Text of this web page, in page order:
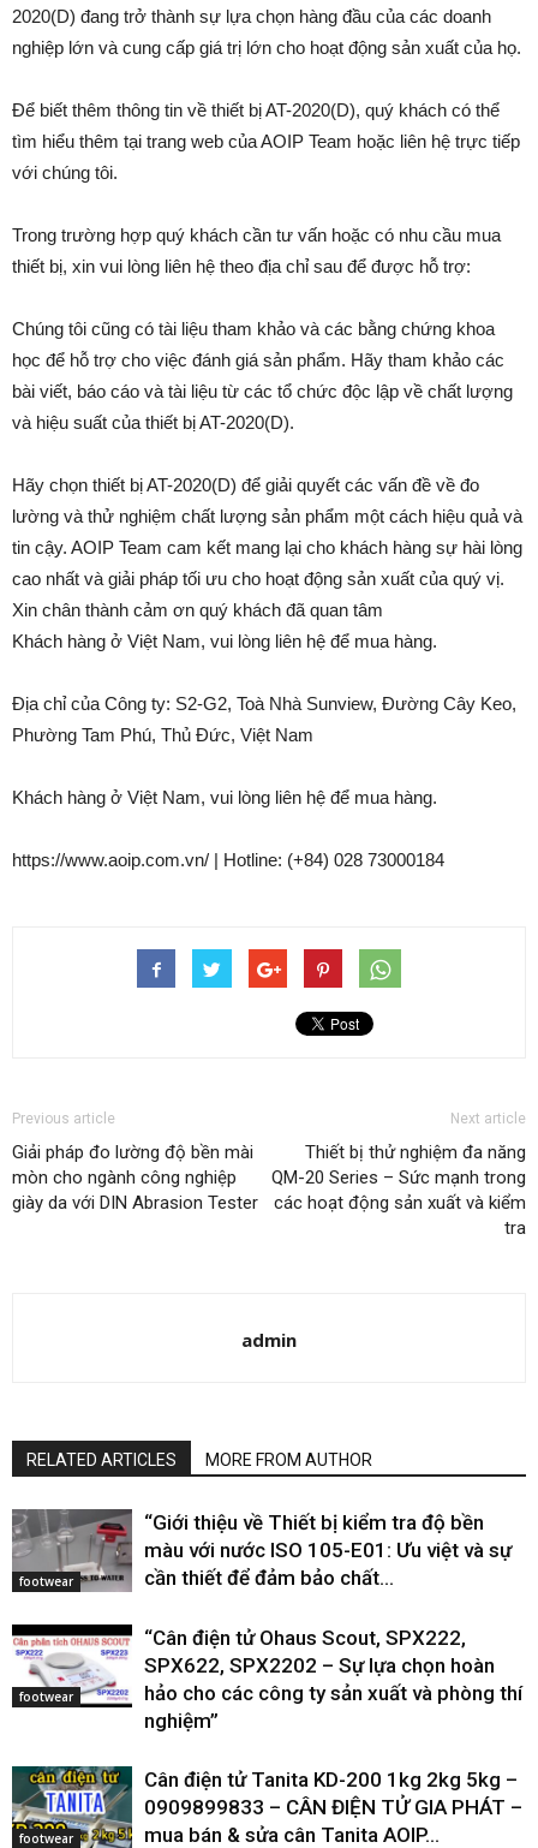
2020(D) đang trở thành sự lựa chọn hàng đầu của các doanh
nghiệp lớn và cung cấp giá trị lớn cho hoạt động sản xuất của họ.
Để biết thêm thông tin về thiết bị AT-2020(D), quý khách có thể
tìm hiểu thêm tại trang web của AOIP Team hoặc liên hệ trực tiếp
với chúng tôi.
Trong trường hợp quý khách cần tư vấn hoặc có nhu cầu mua
thiết bị, xin vui lòng liên hệ theo địa chỉ sau để được hỗ trợ:
Chúng tôi cũng có tài liệu tham khảo và các bằng chứng khoa
học để hỗ trợ cho việc đánh giá sản phẩm. Hãy tham khảo các
bài viết, báo cáo và tài liệu từ các tổ chức độc lập về chất lượng
và hiệu suất của thiết bị AT-2020(D).
Hãy chọn thiết bị AT-2020(D) để giải quyết các vấn đề về đo
lường và thử nghiệm chất lượng sản phẩm một cách hiệu quả và
tin cậy. AOIP Team cam kết mang lại cho khách hàng sự hài lòng
cao nhất và giải pháp tối ưu cho hoạt động sản xuất của quý vị.
Xin chân thành cảm ơn quý khách đã quan tâm
Khách hàng ở Việt Nam, vui lòng liên hệ để mua hàng.
Địa chỉ của Công ty: S2-G2, Toà Nhà Sunview, Đường Cây Keo,
Phường Tam Phú, Thủ Đức, Việt Nam
Khách hàng ở Việt Nam, vui lòng liên hệ để mua hàng.
https://www.aoip.com.vn/ | Hotline: (+84) 028 73000184
Previous article
Giải pháp đo lường độ bền mài
mòn cho ngành công nghiệp
giày da với DIN Abrasion Tester
Next article
Thiết bị thử nghiệm đa năng
QM-20 Series – Sức mạnh trong
các hoạt động sản xuất và kiểm
tra
admin
RELATED ARTICLES MORE FROM AUTHOR
footwear
“Giới thiệu về Thiết bị kiểm tra độ bền
màu với nước ISO 105-E01: Ưu việt và sự
cần thiết để đảm bảo chất...
footwear
“Cân điện tử Ohaus Scout, SPX222,
SPX622, SPX2202 – Sự lựa chọn hoàn
hảo cho các công ty sản xuất và phòng thí
nghiệm”
footwear
Cân điện tử Tanita KD-200 1kg 2kg 5kg –
0909899833 – CÂN ĐIỆN TỬ GIA PHÁT –
mua bán & sửa cân Tanita AOIP...